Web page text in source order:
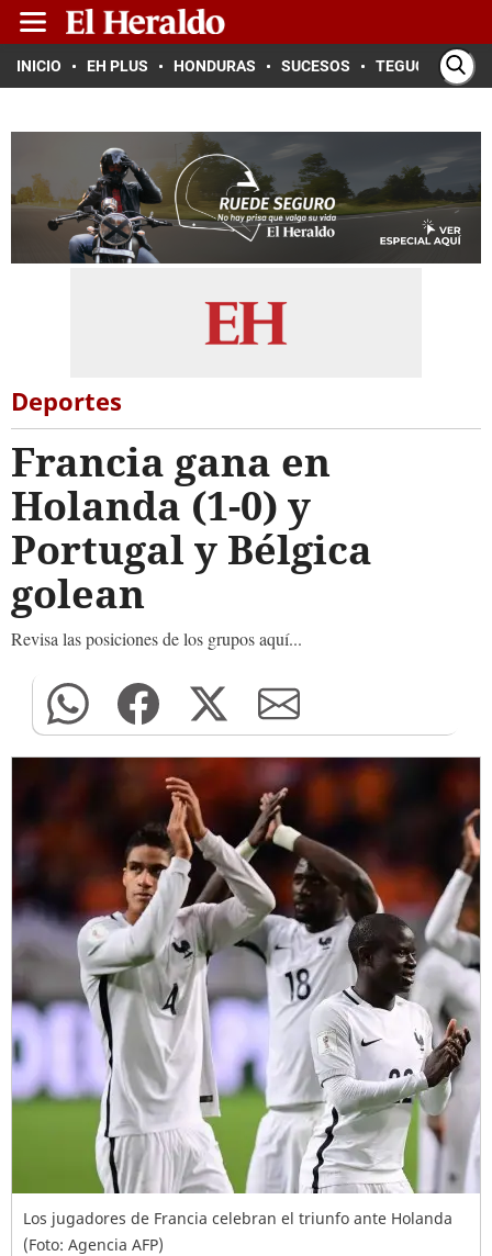
INICIO EH PLUS HONDURAS SUCESOS TEGUCIGALPA
Deportes
Francia gana en
Holanda (1-0) y
Portugal y Bélgica
golean
Revisa las posiciones de los grupos aquí...
Los jugadores de Francia celebran el triunfo ante Holanda
(Foto: Agencia AFP)